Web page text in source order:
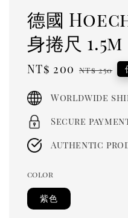
德國
身捲尺 1.5m
Sale
NT$ 200 NT$ 250
Worldwide
Secure
Authentic
color
紫色